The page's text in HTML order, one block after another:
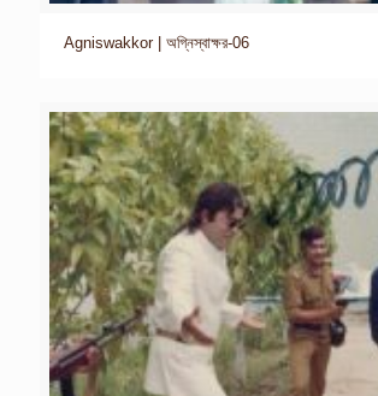
Agniswakkor | অগ্নিস্বাক্ষর-06